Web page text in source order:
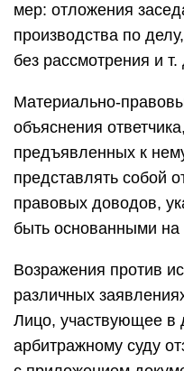
мер: отложения
производства по
без рассмотрения и т.
Материально-
объяснения
предъявленных к
представлять собой
правовых доводов,
быть основанными
Возражения против
различных
Лицо, участвующее в
арбитражному суду